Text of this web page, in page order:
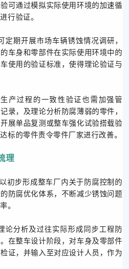
可通过模拟实际使用环境的加速循
行验证。
定期开展市场车辆锈蚀情况调研，
车身和零部件在实际使用环境中的
使用的验证标准，使得理论验证与
产过程的一致性验证也需加强管
录，及理论分析防腐薄弱的零件，
展单品复测或整车强化试验搭载验
标的零件责令零件厂家进行改善。
理
初步形成整车厂内关于防腐控制的
防腐优化体系，不断减少锈蚀问题
。
论分析及过往实际形成同步工程防
在整车设计阶段，对车身及零部件
证，并输入至对应设计人员，作为